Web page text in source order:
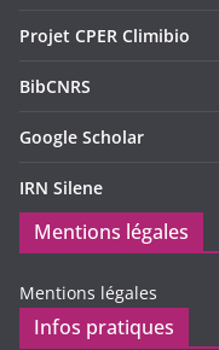
Projet CPER Climibio
BibCNRS
Google Scholar
IRN Silene
Mentions légales
Mentions légales
Infos pratiques